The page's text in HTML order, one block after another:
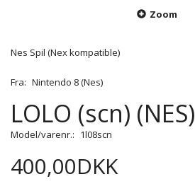
Zoom
Nes Spil (Nex kompatible)
Fra: Nintendo 8 (Nes)
LOLO (scn) (NES)
Model/varenr.: 1l08scn
400,00DKK